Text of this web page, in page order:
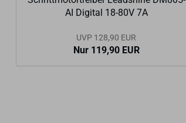
AI Di­gi­tal 18-​80V 7A
UVP 128,90 EUR
Nur 119,90 EUR